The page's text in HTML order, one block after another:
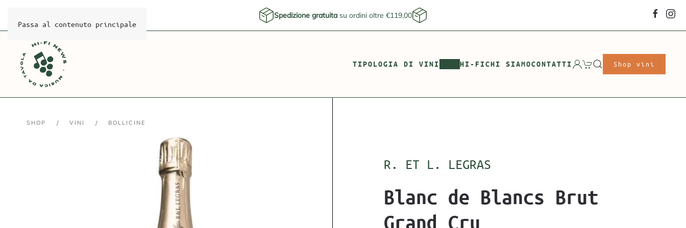
Passa al contenuto principale
Spedizione gratuita su ordini oltre €119,00
TIPOLOGIA DI VINI HI-FICHI SIAMOCONTATTI Shop vini
SHOP VINI BOLLICINE
R. ET L. LEGRAS
Blanc de Blancs Brut
Grand Cru